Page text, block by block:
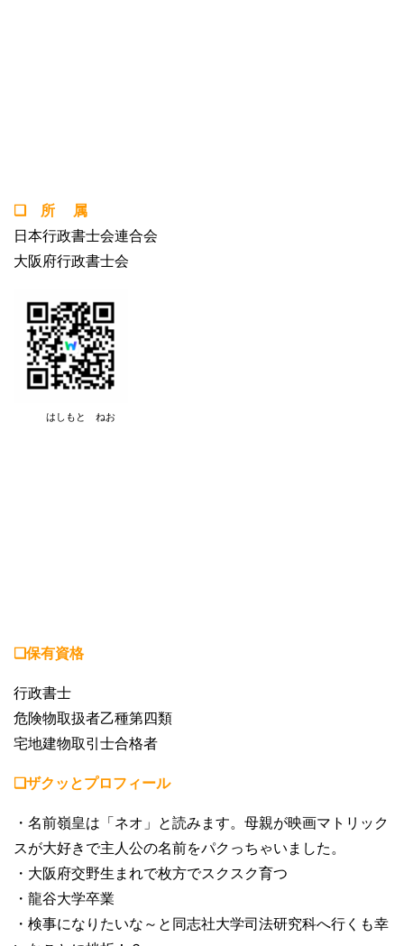
❏ 所 属
日本行政書士会連合会
大阪府行政書士会
はしもと ねお
❏保有資格
行政書士
危険物取扱者乙種第四類
宅地建物取引士合格者
❏ザクッとプロフィール
・名前嶺皇は「ネオ」と読みます。母親が映画マトリック
スが大好きで主人公の名前をパクっちゃいました。
・大阪府交野生まれで枚方でスクスク育つ
・龍谷大学卒業
・検事になりたいな～と同志社大学司法研究科へ行くも幸